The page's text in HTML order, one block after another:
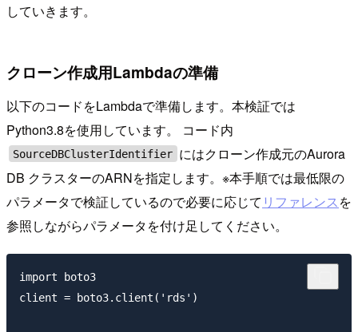
していきます。
クローン作成用Lambdaの準備
以下のコードをLambdaで準備します。本検証では
Python3.8を使用しています。 コード内
SourceDBClusterIdentifier にはクローン作成元のAurora
DB クラスターのARNを指定します。※本手順では最低限の
パラメータで検証しているので必要に応じて リファレンスを
参照しながらパラメータを付け足してください。
import boto3
client = boto3.client('rds')